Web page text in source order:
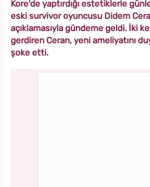
Kore'de yaptırdığı estetiklerle
eski survivor oyuncusu Didem
açıklamasıyla gündeme geldi. İki
gerdiren Ceran, yeni ameliyatını
şoke etti.